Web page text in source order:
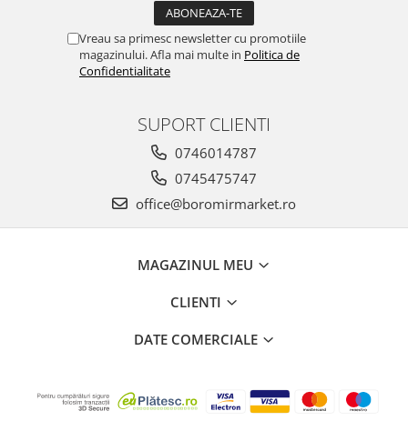
Faina Profesionala
Fursecuri vrac
Cozonac Wine Collection
Accesorii Boromir
Vreau sa primesc newsletter cu promotiile
magazinului. Afla mai multe in Politica de
Confidentialitate
SUPORT CLIENTI
0746014787
0745475747
office@boromirmarket.ro
MAGAZINUL MEU
CLIENTI
DATE COMERCIALE